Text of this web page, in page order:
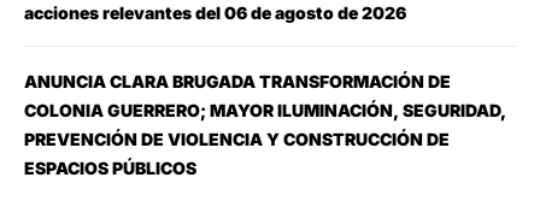
acciones relevantes del 06 de agosto de 2026
ANUNCIA CLARA BRUGADA TRANSFORMACIÓN DE
COLONIA GUERRERO; MAYOR ILUMINACIÓN, SEGURIDAD,
PREVENCIÓN DE VIOLENCIA Y CONSTRUCCIÓN DE
ESPACIOS PÚBLICOS